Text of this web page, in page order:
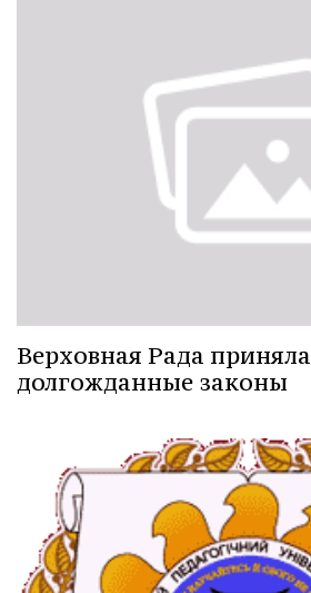
Верховная Рада приняла
долгожданные законы